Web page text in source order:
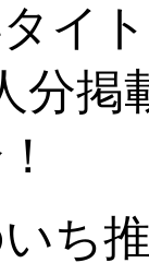
イ
分掲
ち